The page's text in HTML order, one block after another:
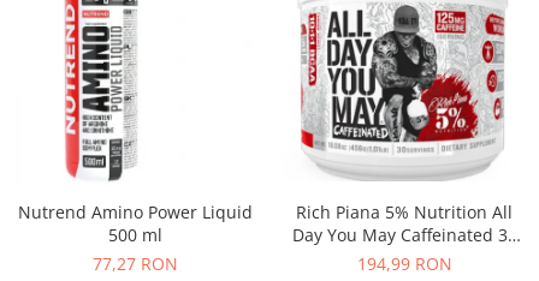
Nutrend Amino Power Liquid
500 ml
77,27 RON
Rich Piana 5% Nutrition All
Day You May Caffeinated 30
serv
194,99 RON